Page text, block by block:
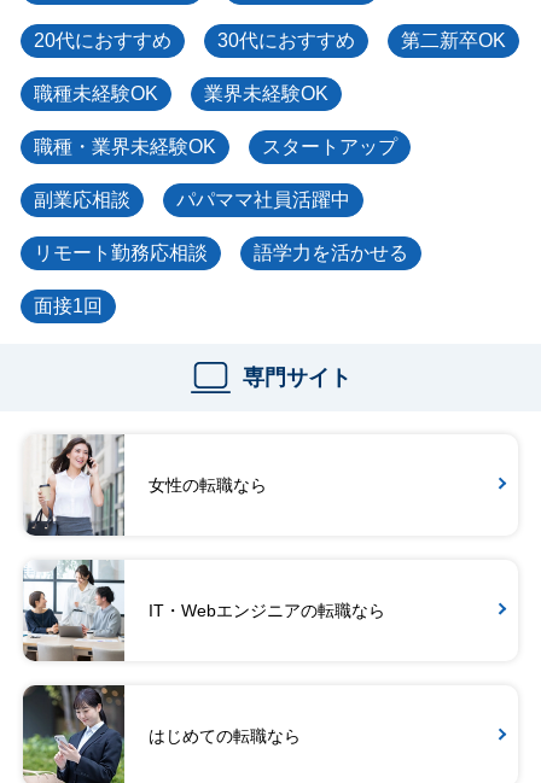
20代におすすめ 30代におすすめ 第二新卒OK
職種未経験OK 業界未経験OK
職種・業界未経験OK スタートアップ
副業応相談 パパママ社員活躍中
リモート勤務応相談 語学力を活かせる
面接1回
専門サイト
女性の転職なら
IT・Webエンジニアの転職なら
はじめての転職なら